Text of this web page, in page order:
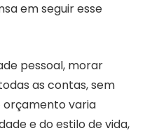
em seguir esse
pessoal, morar
as contas, sem
orçamento varia
e do estilo de vida,